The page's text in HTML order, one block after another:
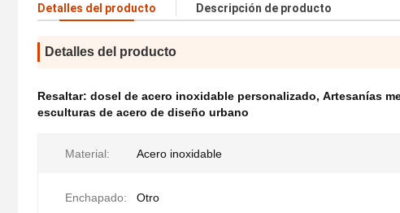
Detalles del producto Descripción de producto
Detalles del producto
Resaltar: dosel de acero inoxidable personalizado, Artesanías
esculturas de acero de diseño urbano
Material: Acero inoxidable
Enchapado: Otro